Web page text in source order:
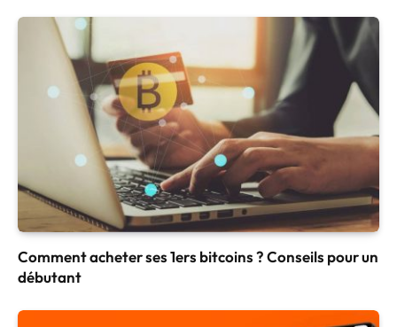
Comment acheter ses 1ers bitcoins ? Conseils pour un
débutant